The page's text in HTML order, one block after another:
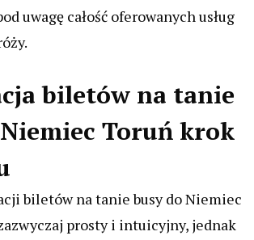
uwagę całość oferowanych usług
biletów na tanie
Toruń krok
biletów na tanie busy do Niemiec
prosty i intuicyjny, jednak